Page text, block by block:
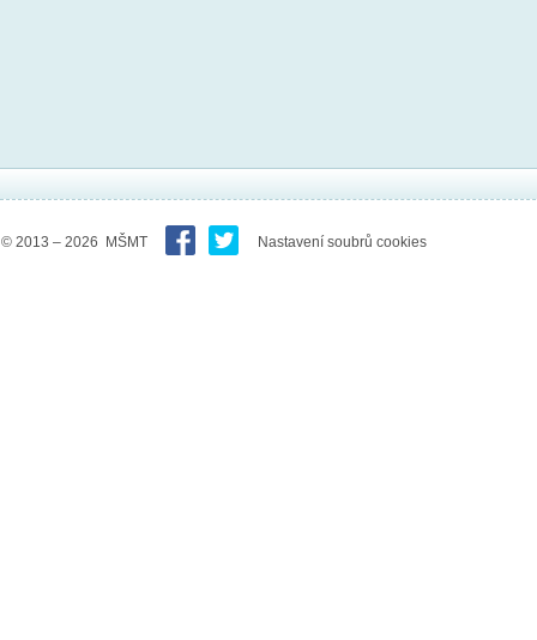
© 2013 – 2026 MŠMT Nastavení soubrů cookies